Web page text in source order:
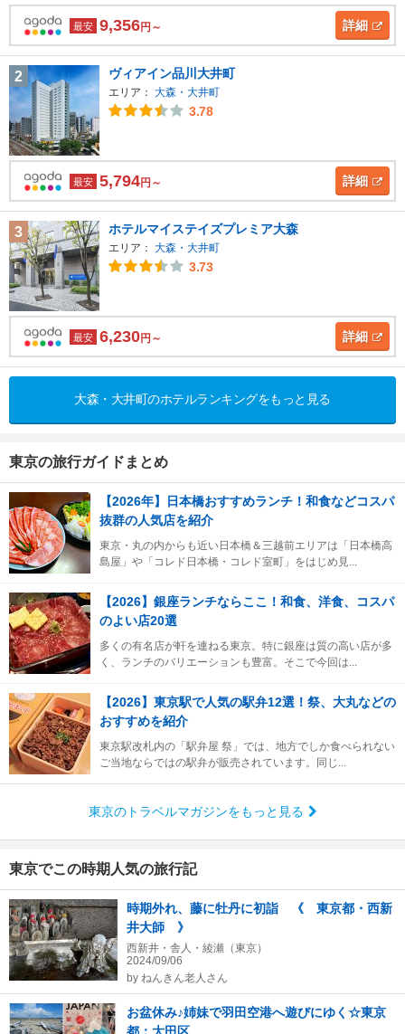
最安 9,356円～ 詳細
2 ヴィアイン品川大井町
エリア： 大森・大井町
3.78
最安 5,794円～ 詳細
3 ホテルマイステイズプレミア大森
エリア： 大森・大井町
3.73
最安 6,230円～ 詳細
大森・大井町のホテルランキングをもっと見る
東京の旅行ガイドまとめ
【2026年】日本橋おすすめランチ！和食などコスパ
抜群の人気店を紹介
東京・丸の内からも近い日本橋＆三越前エリアは「日本橋高
島屋」や「コレド日本橋・コレド室町」をはじめ見...
【2026】銀座ランチならここ！和食、洋食、コスパ
のよい店20選
多くの有名店が軒を連ねる東京。特に銀座は質の高い店が多
く、ランチのバリエーションも豊富。そこで今回は...
【2026】東京駅で人気の駅弁12選！祭、大丸などの
おすすめを紹介
東京駅改札内の「駅弁屋 祭」では、地方でしか食べられない
ご当地ならではの駅弁が販売されています。同じ...
東京のトラベルマガジンをもっと見る
東京でこの時期人気の旅行記
時期外れ、藤に牡丹に初詣 《 東京都・西新
井大師 》
西新井・舎人・綾瀬（東京）
2024/09/06
by ねんきん老人さん
お盆休み♪姉妹で羽田空港へ遊びにゆく☆東京